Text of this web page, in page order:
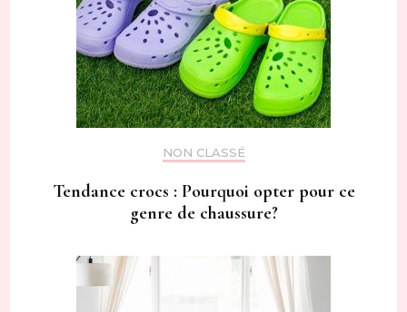
NON CLASSÉ
Tendance crocs : Pourquoi opter pour ce
genre de chaussure?